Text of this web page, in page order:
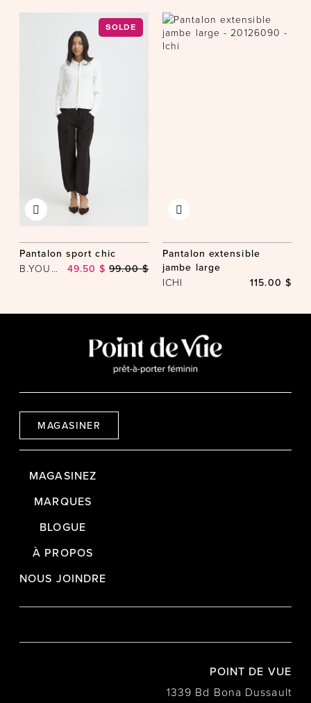
SOLDE
Pantalon sport chic
B.YOUNG 49.50 $ 99.00 $
Pantalon extensible
jambe large
ICHI 115.00 $
MAGASINER
MAGASINEZ
MARQUES
BLOGUE
À PROPOS
NOUS JOINDRE
POINT DE VUE
1339 Bd Bona Dussault